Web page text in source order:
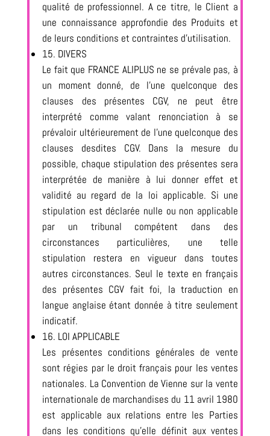
qualité de professionnel. A ce titre, le Client a
une connaissance approfondie des Produits et
de leurs conditions et contraintes d’utilisation.
15. DIVERS
Le fait que FRANCE ALIPLUS ne se prévale pas, à
un moment donné, de l’une quelconque des
clauses des présentes CGV, ne peut être
interprété comme valant renonciation à se
prévaloir ultérieurement de l’une quelconque des
clauses desdites CGV. Dans la mesure du
possible, chaque stipulation des présentes sera
interprétée de manière à lui donner effet et
validité au regard de la loi applicable. Si une
stipulation est déclarée nulle ou non applicable
par un tribunal compétent dans des
circonstances particulières, une telle
stipulation restera en vigueur dans toutes
autres circonstances. Seul le texte en français
des présentes CGV fait foi, la traduction en
langue anglaise étant donnée à titre seulement
indicatif.
16. LOI APPLICABLE
Les présentes conditions générales de vente
sont régies par le droit français pour les ventes
nationales. La Convention de Vienne sur la vente
internationale de marchandises du 11 avril 1980
est applicable aux relations entre les Parties
dans les conditions qu’elle définit aux ventes